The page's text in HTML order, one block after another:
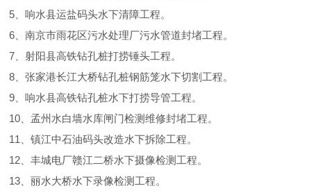
5、响水县运盐码头水下清障工程。
6、南京市雨花区污水处理厂污水管道封堵工程。
7、射阳县高铁钻孔桩打捞锤头工程。
8、张家港长江大桥钻孔桩钢筋笼水下切割工程。
9、响水县高铁钻孔桩水下打捞导管工程。
10、孟州水白墙水库闸门检测维修封堵工程。
11、镇江中石油码头改造水下拆除工程。
12、丰城电厂赣江二桥水下摄像检测工程。
13、丽水大桥水下录像检测工程。